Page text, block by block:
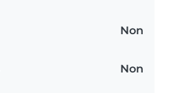
Non
Non